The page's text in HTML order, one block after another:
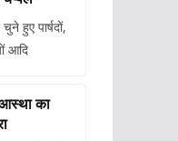
हुए पार्षदों,
आदि
का